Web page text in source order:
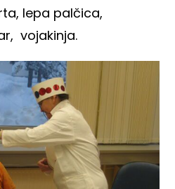
lepa palčica,
vojakinja.